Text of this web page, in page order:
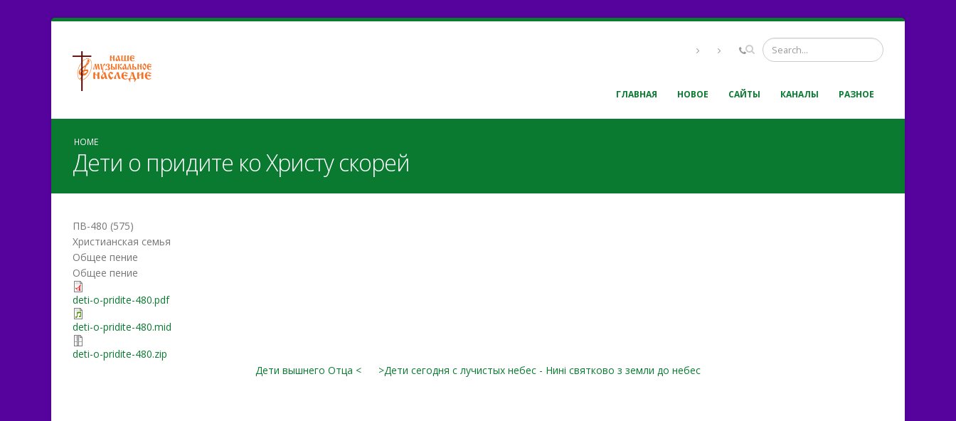
ГЛАВНАЯ НОВОЕ САЙТЫ КАНАЛЫ РАЗНОЕ
HOME
Дети о придите ко Христу скорей
ПВ-480 (575)
Христианская семья
Общее пение
Общее пение
deti-o-pridite-480.pdf
deti-o-pridite-480.mid
deti-o-pridite-480.zip
Дети вышнего Отца <
>Дети сегодня с лучистых небес - Нині святково з земли до небес